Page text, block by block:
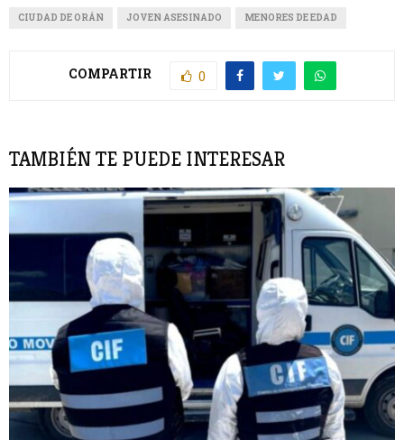
CIUDAD DE ORÁN JOVEN ASESINADO MENORES DE EDAD
COMPARTIR 0
TAMBIÉN TE PUEDE INTERESAR